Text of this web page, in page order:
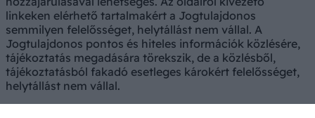
linkeken elérhető tartalmakért a Jogtulajdonos
semmilyen felelősséget, helytállást nem vállal. A
Jogtulajdonos pontos és hiteles információk közlésére,
tájékoztatás megadására törekszik, de a közlésből,
tájékoztatásból fakadó esetleges károkért felelősséget,
helytállást nem vállal.